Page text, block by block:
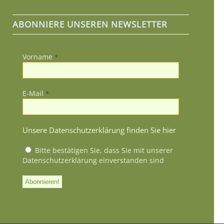
ABONNIERE UNSEREN NEWSLETTER
Vorname *
E-Mail *
Unsere Datenschutzerklärung finden Sie hier
Bitte bestätigen Sie, dass Sie mit unserer
Datenschutzerklärung einverstanden sind